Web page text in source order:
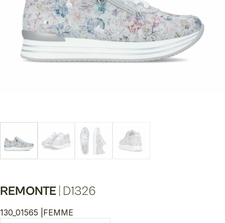
REMONTE D1326
130_01565 | FEMME